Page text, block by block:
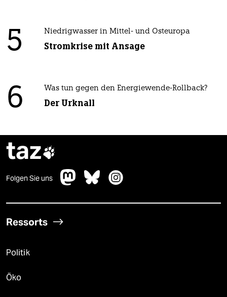
5 Niedrigwasser in Mittel- und Osteuropa
Stromkrise mit Ansage
6 Was tun gegen den Energiewende-Rollback?
Der Urknall
taz
Folgen Sie uns
Ressorts
Politik
Öko